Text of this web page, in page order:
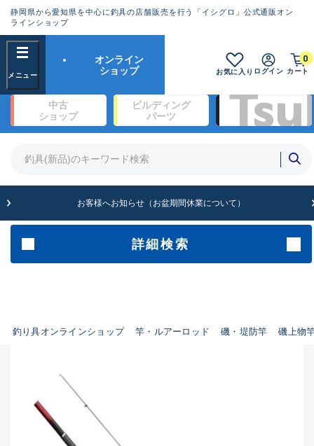
静岡県から愛知県を中心に釣具の店舗販売を行う「イシグロ」公式通販オン
ラインショップ
オンライン
ショップ
お気に入り ログイン カート
0
中古
ショップ
ビルディング
パーツ
お客様へお知らせ（お盆期間休業について）
詳細検索
釣り具オンラインショップ 竿・ルアーロッド 磯・堤防竿 磯上物
フリーワード
商品カテゴリ
リール・カスタムパーツ(342)
ライン・ハリス・道糸(761)
針・仕掛(319)
新商品(35)
在庫有のみ
セール
(224)
ランクとは？
良
SA
新古品（メーカー問屋から仕入
れた未使用品）
※店頭展示時の置き傷が付いている
ものも含む
傷が極めて少ない極上品